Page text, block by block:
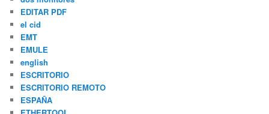
EDITAR PDF
el cid
EMT
EMULE
english
ESCRITORIO
ESCRITORIO REMOTO
ESPAÑA